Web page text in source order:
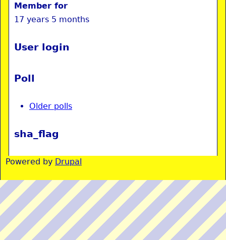
Member for
17 years 5 months
User login
Poll
Older polls
sha_flag
Powered by Drupal